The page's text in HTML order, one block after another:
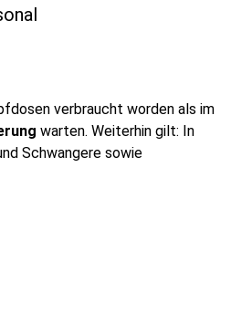
verbraucht worden als im
warten. Weiterhin gilt: In
Schwangere sowie